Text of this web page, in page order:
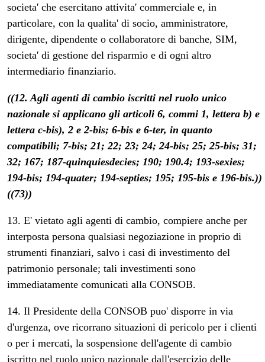
societa' che esercitano attivita' commerciale e, in
particolare, con la qualita' di socio, amministratore,
dirigente, dipendente o collaboratore di banche, SIM,
societa' di gestione del risparmio e di ogni altro
intermediario finanziario.
((12. Agli agenti di cambio iscritti nel ruolo unico
nazionale si applicano gli articoli 6, commi 1, lettera b) e
lettera c-bis), 2 e 2-bis; 6-bis e 6-ter, in quanto
compatibili; 7-bis; 21; 22; 23; 24; 24-bis; 25; 25-bis; 31;
32; 167; 187-quinquiesdecies; 190; 190.4; 193-sexies;
194-bis; 194-quater; 194-septies; 195; 195-bis e 196-bis.))
((73))
13. E' vietato agli agenti di cambio, compiere anche per
interposta persona qualsiasi negoziazione in proprio di
strumenti finanziari, salvo i casi di investimento del
patrimonio personale; tali investimenti sono
immediatamente comunicati alla CONSOB.
14. Il Presidente della CONSOB puo' disporre in via
d'urgenza, ove ricorrano situazioni di pericolo per i clienti
o per i mercati, la sospensione dell'agente di cambio
iscritto nel ruolo unico nazionale dall'esercizio delle